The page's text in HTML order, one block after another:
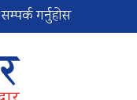
सम्पर्क गर्नुहोस